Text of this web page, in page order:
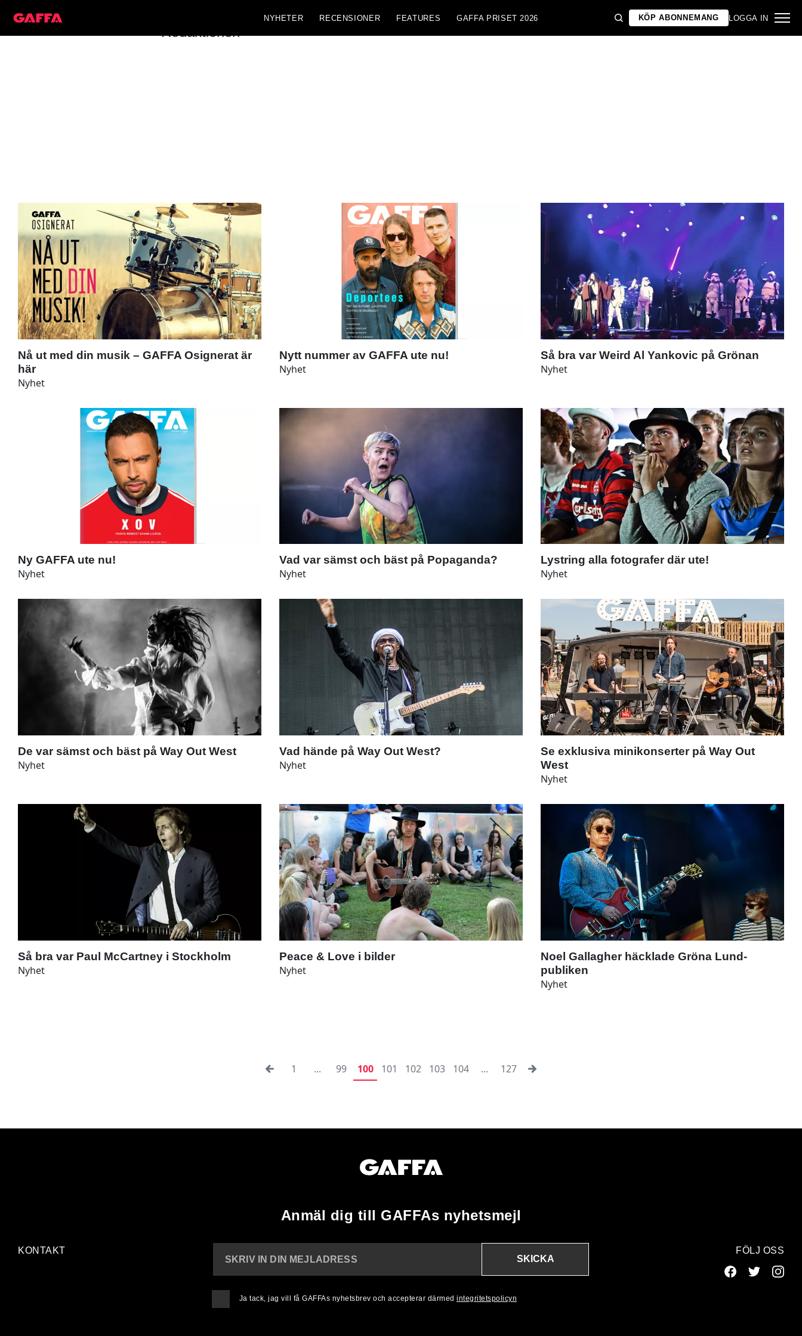
NYHETER RECENSIONER FEATURES GAFFA PRISET 2026 KÖP ABONNEMANG LOGGA IN
Redaktionen
Nå ut med din musik – GAFFA Osignerat är
här
Nyhet
Nytt nummer av GAFFA ute nu!
Nyhet
Så bra var Weird Al Yankovic på Grönan
Nyhet
Ny GAFFA ute nu!
Nyhet
Vad var sämst och bäst på Popaganda?
Nyhet
Lystring alla fotografer där ute!
Nyhet
De var sämst och bäst på Way Out West
Nyhet
Vad hände på Way Out West?
Nyhet
Se exklusiva minikonserter på Way Out
West
Nyhet
Så bra var Paul McCartney i Stockholm
Nyhet
Peace & Love i bilder
Nyhet
Noel Gallagher häcklade Gröna Lund-
publiken
Nyhet
1 ... 99 100 101 102 103 104 ... 127
Anmäl dig till GAFFAs nyhetsmejl
KONTAKT
SKRIV IN DIN MEJLADRESS
SKICKA
Ja tack, jag vill få GAFFAs nyhetsbrev och accepterar därmed integritetspolicyn
FÖLJ OSS